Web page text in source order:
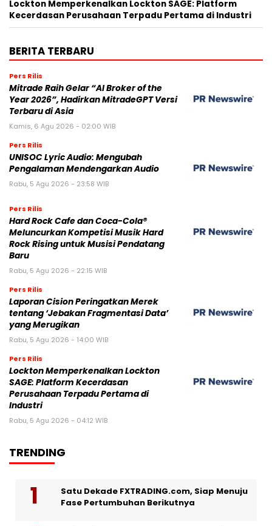
Lockton Memperkenalkan Lockton SAGE: Platform
Kecerdasan Perusahaan Terpadu Pertama di Industri
BERITA TERBARU
Pers Rilis
Mitrade Raih Gelar “AI Broker of the
Year 2026”, Hadirkan MitradeGPT Versi
Terbaru di Asia
Kamis, 6 Agu 2026 - 02:00 WIB
Pers Rilis
UNISOC Lyric Audio: Mengubah
Pengalaman Mendengarkan Audio
Rabu, 5 Agu 2026 - 23:58 WIB
Pers Rilis
Hard Rock Cafe dan Coca-Cola®
Meluncurkan Kompetisi Musik Hard
Rock Rising untuk Musisi Pendatang
Baru
Rabu, 5 Agu 2026 - 22:15 WIB
Pers Rilis
Laporan Cision Peringatkan Merek
tentang ‘Jebakan Fragmentasi Data’
yang Merugikan
Rabu, 5 Agu 2026 - 14:00 WIB
Pers Rilis
Lockton Memperkenalkan Lockton
SAGE: Platform Kecerdasan
Perusahaan Terpadu Pertama di
Industri
Rabu, 5 Agu 2026 - 04:12 WIB
TRENDING
Satu Dekade FXTRADING.com, Siap Menuju
Fase Pertumbuhan Berikutnya